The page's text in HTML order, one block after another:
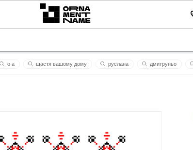
о а щастя вашому дому руслана дмитруньо